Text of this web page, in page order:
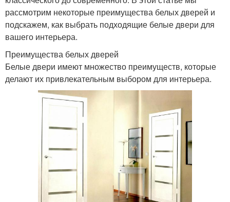
рассмотрим некоторые преимущества белых дверей и
подскажем, как выбрать подходящие белые двери для
вашего интерьера.
Преимущества белых дверей
Белые двери имеют множество преимуществ, которые
делают их привлекательным выбором для интерьера.